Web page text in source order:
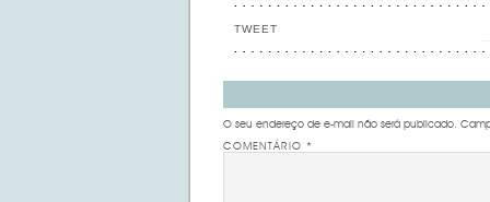
TWEET
O seu endereço de e-mail não será publicado.
COMENTÁRIO *